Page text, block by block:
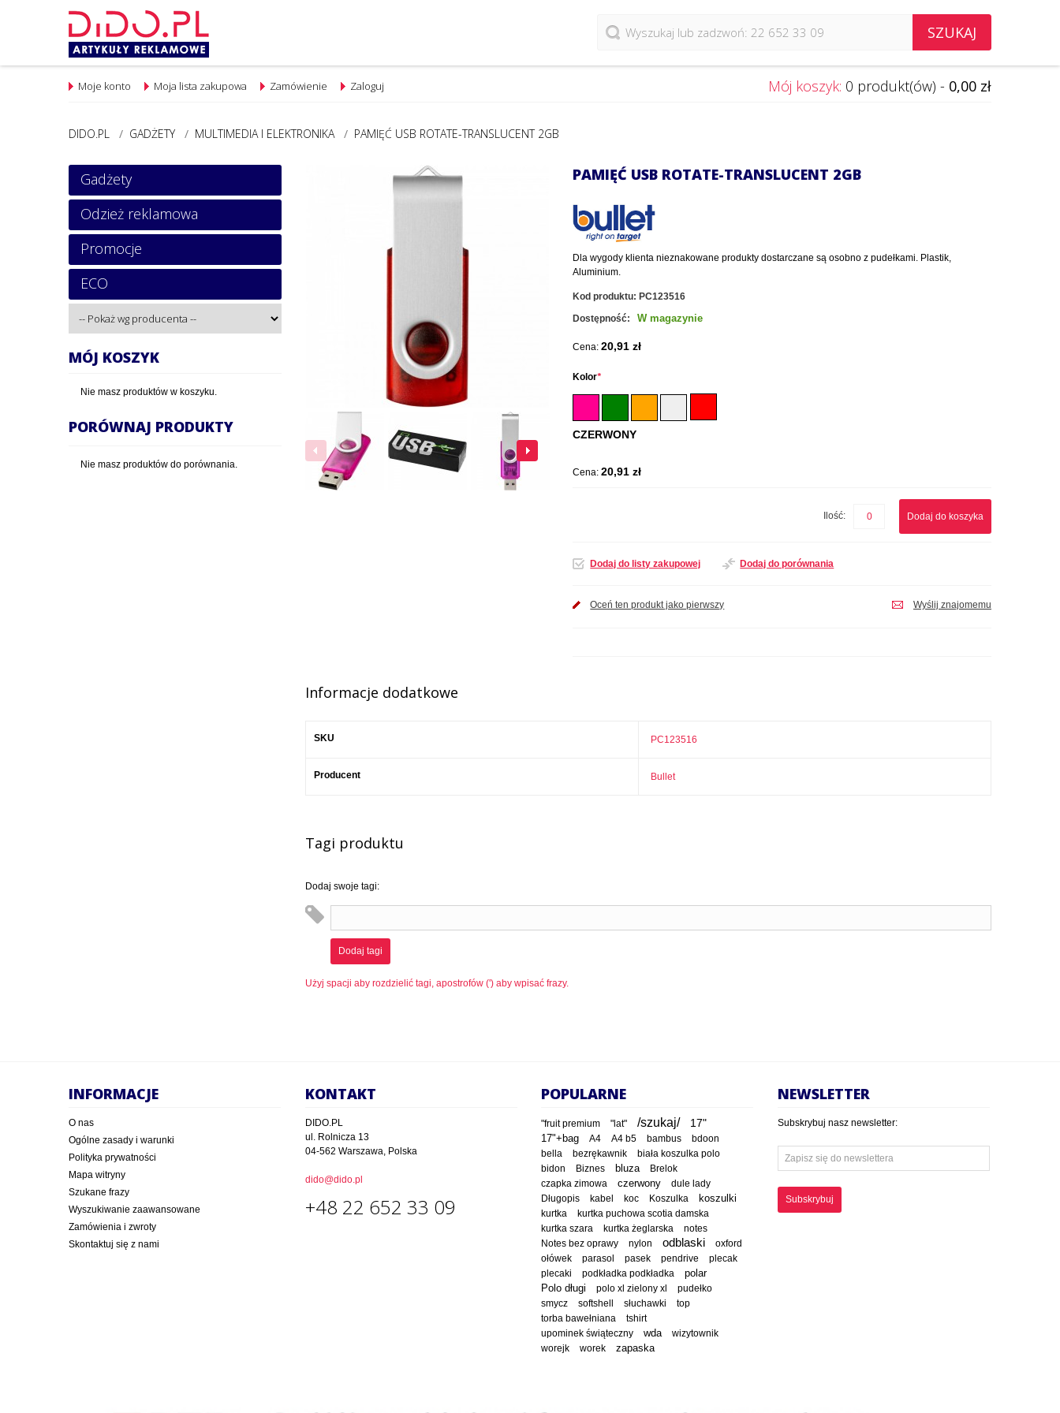
SZUKAJ
Mój koszyk: 0 produkt(ów) - 0,00 zł
Zaloguj
Moje konto Moja lista zakupowa Zamówienie
DIDO.PL / GADŻETY / MULTIMEDIA I ELEKTRONIKA / PAMIĘĆ USB ROTATE-TRANSLUCENT 2GB
PAMIĘĆ USB ROTATE-TRANSLUCENT 2GB
Dla wygody klienta nieznakowane produkty dostarczane są osobno z pudełkami. Plastik,
Aluminium.
Kod produktu: PC123516
Dostępność:
W magazynie
Cena:20,91 zł
*
Kolor
CZERWONY
Cena:20,91 zł
Ilość: Dodaj do koszyka
Dodaj do listy zakupowej Dodaj do porównania
Oceń ten produkt jako pierwszy Wyślij znajomemu
Informacje dodatkowe
SKU PC123516
Producent Bullet
Tagi produktu
Dodaj swoje tagi:
Dodaj tagi
Użyj spacji aby rozdzielić tagi, apostrofów (') aby wpisać frazy.
Gadżety
Odzież reklamowa
Promocje
ECO
MÓJ KOSZYK
Nie masz produktów w koszyku.
PORÓWNAJ PRODUKTY
Nie masz produktów do porównania.
INFORMACJE
O nas
Ogólne zasady i warunki
Polityka prywatności
Mapa witryny
Szukane frazy
Wyszukiwanie zaawansowane
Zamówienia i zwroty
Skontaktuj się z nami
KONTAKT
DIDO.PL
ul. Rolnicza 13
04-562 Warszawa, Polska
dido@dido.pl
+48 22 652 33 09
POPULARNE
"fruit premium "lat" /szukaj/ 17"
17"+bag A4 A4 b5 bambus bdoon
bella bezrękawnik
biała koszulka polo
bidon
Biznes bluza
Brelok
czapka zimowa
czerwony
dule lady
Długopis
kabel koc Koszulka
koszulki
kurtka
kurtka puchowa scotia damska
kurtka szara
kurtka żeglarska notes
Notes bez oprawy nylon odblaski
oxford
ołówek
parasol pasek pendrive
plecak
plecaki
podkładka podkładka
polar
Polo długi
polo xl zielony xl pudełko
smycz softshell słuchawki
top
torba bawełniana
tshirt
upominek świąteczny
wda
wizytownik
worejk
worek zapaska
NEWSLETTER
Subskrybuj nasz newsletter:
Subskrybuj